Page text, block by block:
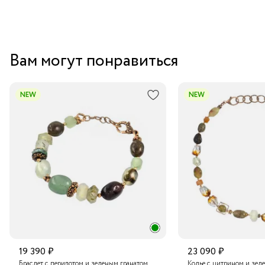
Вам могут понравиться
NEW
19 390 ₽
NEW
23 090 ₽